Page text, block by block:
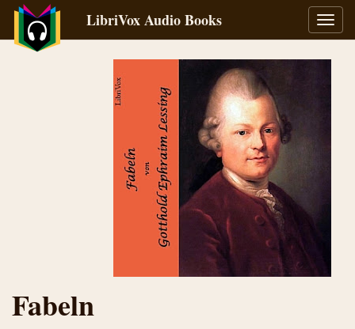
LibriVox Audio Books
Fabeln